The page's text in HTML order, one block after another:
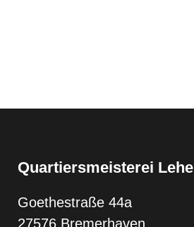
Quartiersmeisterei Lehe
Goethestraße 44a
27576 Bremerhaven